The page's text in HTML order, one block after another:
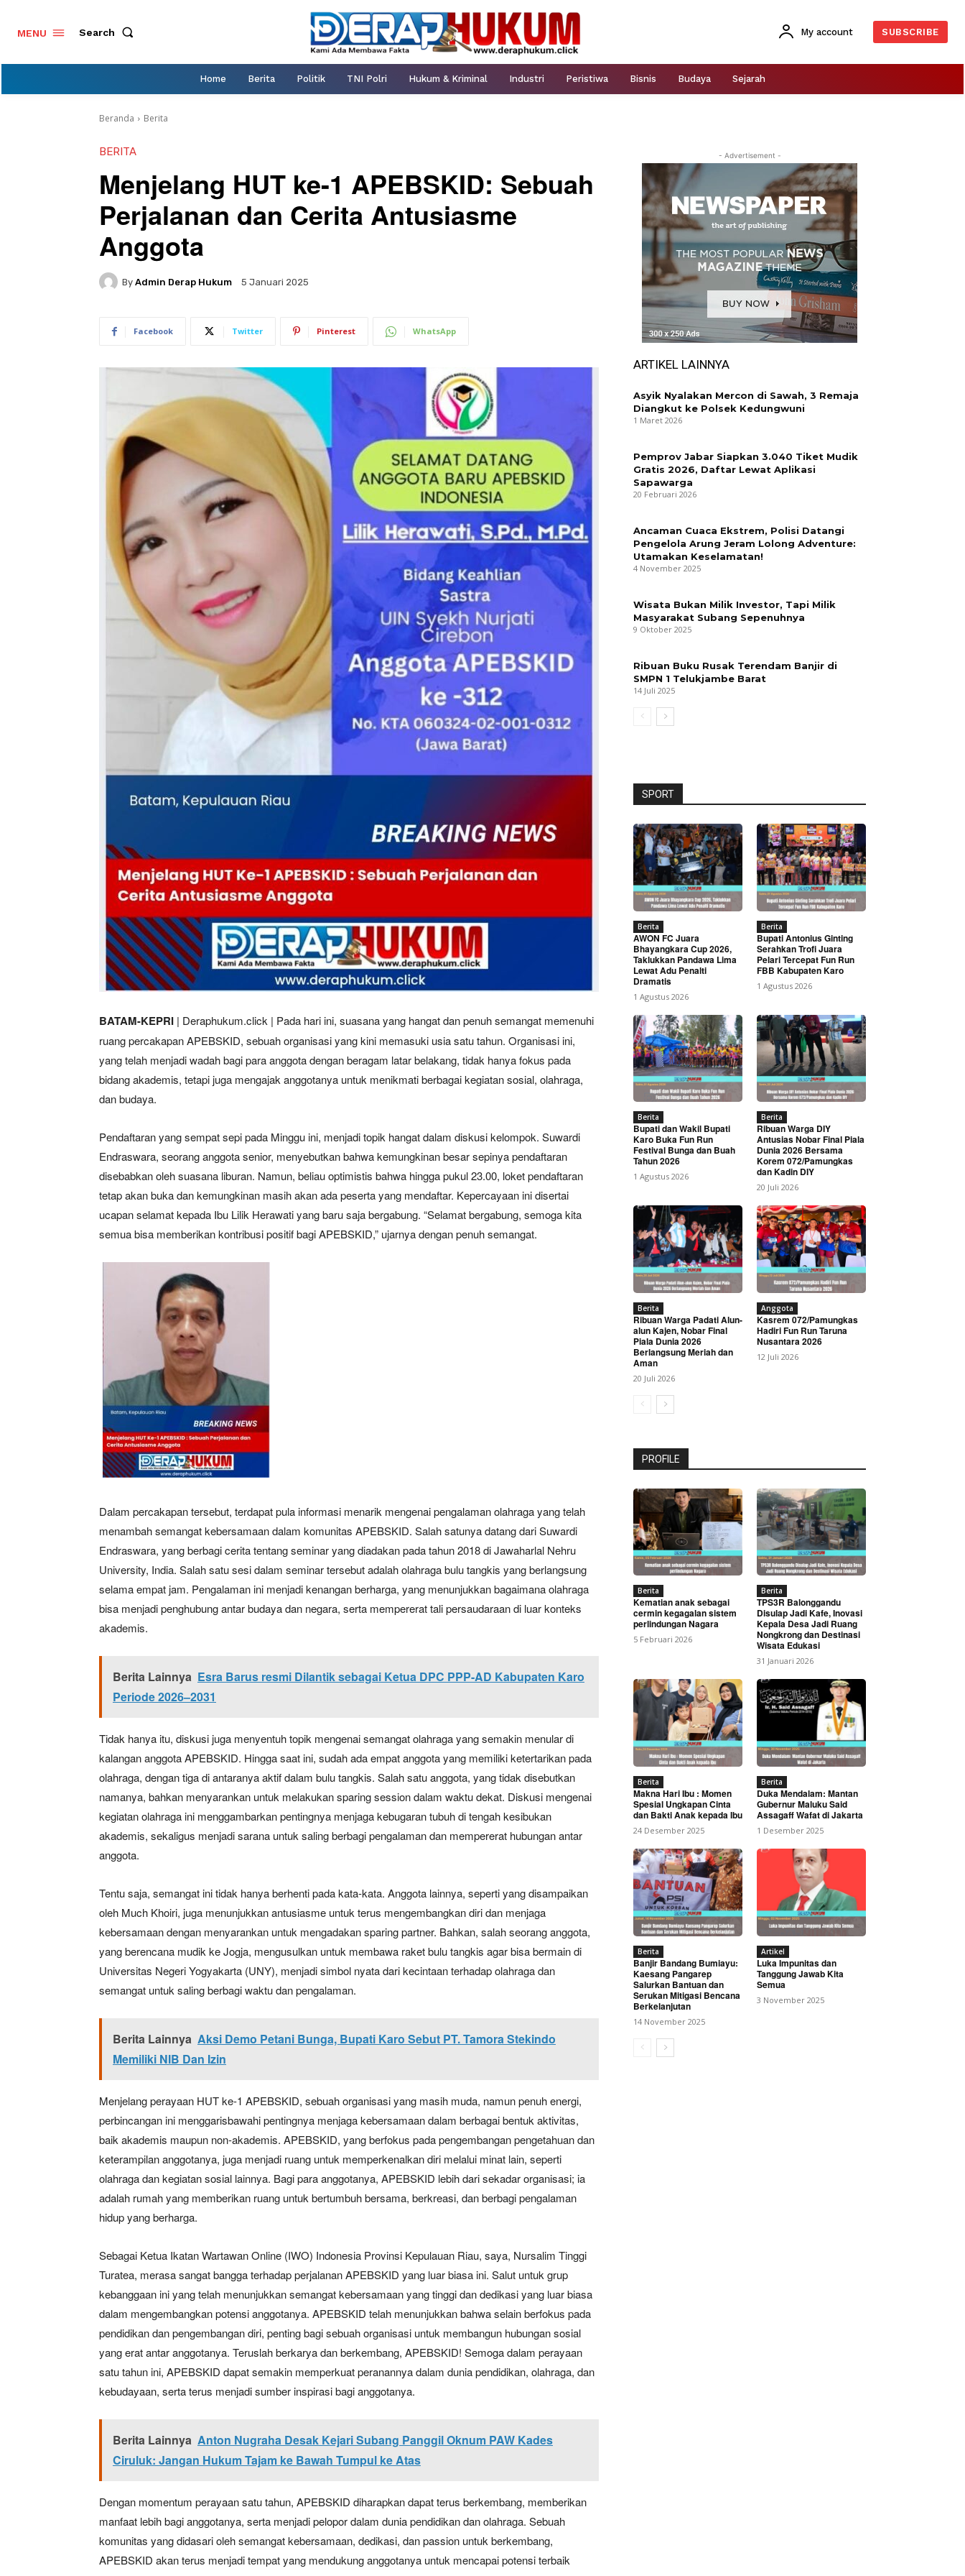
News Week
Magazine PRO
SUBSCRIBE NOW
Company
About
Contact us
Subscription Plans
My account
Aksi Demo Petani Bunga, Bupati Karo Sebut PT. Tamora Stekindo Memiliki NIB Dan Izin
MENU Search My account SUBSCRIBE
Home Berita Politik TNI Polri Hukum & Kriminal Industri Peristiwa Bisnis Budaya Sejarah
Beranda Berita
BERITA
Menjelang HUT ke-1 APEBSKID: Sebuah
Perjalanan dan Cerita Antusiasme
Anggota
By Admin Derap Hukum 5 Januari 2025
Facebook Twitter Pinterest WhatsApp
BATAM-KEPRI | Deraphukum.click | Pada hari ini, suasana yang hangat dan penuh semangat memenuhi
ruang percakapan APEBSKID, sebuah organisasi yang kini memasuki usia satu tahun. Organisasi ini,
yang telah menjadi wadah bagi para anggota dengan beragam latar belakang, tidak hanya fokus pada
bidang akademis, tetapi juga mengajak anggotanya untuk menikmati berbagai kegiatan sosial, olahraga,
dan budaya.
Pendaftaran yang sempat sepi pada Minggu ini, menjadi topik hangat dalam diskusi kelompok. Suwardi
Endraswara, seorang anggota senior, menyebutkan bahwa kemungkinan besar sepinya pendaftaran
disebabkan oleh suasana liburan. Namun, beliau optimistis bahwa hingga pukul 23.00, loket pendaftaran
tetap akan buka dan kemungkinan masih akan ada peserta yang mendaftar. Kepercayaan ini disertai
ucapan selamat kepada Ibu Lilik Herawati yang baru saja bergabung. “Selamat bergabung, semoga kita
semua bisa memberikan kontribusi positif bagi APEBSKID,” ujarnya dengan penuh semangat.
Dalam percakapan tersebut, terdapat pula informasi menarik mengenai pengalaman olahraga yang telah
menambah semangat kebersamaan dalam komunitas APEBSKID. Salah satunya datang dari Suwardi
Endraswara, yang berbagi cerita tentang seminar yang diadakan pada tahun 2018 di Jawaharlal Nehru
University, India. Salah satu sesi dalam seminar tersebut adalah olahraga bulu tangkis yang berlangsung
selama empat jam. Pengalaman ini menjadi kenangan berharga, yang menunjukkan bagaimana olahraga
bisa menjadi penghubung antar budaya dan negara, serta mempererat tali persaudaraan di luar konteks
akademis.
Berita Lainnya Esra Barus resmi Dilantik sebagai Ketua DPC PPP-AD Kabupaten Karo
Periode 2026–2031
Tidak hanya itu, diskusi juga menyentuh topik mengenai semangat olahraga yang semakin menular di
kalangan anggota APEBSKID. Hingga saat ini, sudah ada empat anggota yang memiliki ketertarikan pada
olahraga, dengan tiga di antaranya aktif dalam bulu tangkis. Salah satu anggota, yang tidak disebutkan
namanya, bahkan menyarankan untuk melakukan sparing session dalam waktu dekat. Diskusi mengenai
kegiatan olahraga ini menggambarkan pentingnya menjaga kebugaran tubuh di tengah kesibukan
akademis, sekaligus menjadi sarana untuk saling berbagi pengalaman dan mempererat hubungan antar
anggota.
Tentu saja, semangat ini tidak hanya berhenti pada kata-kata. Anggota lainnya, seperti yang disampaikan
oleh Much Khoiri, juga menunjukkan antusiasme untuk terus mengembangkan diri dan menjaga
kebersamaan dengan menyarankan untuk mengadakan sparing partner. Bahkan, salah seorang anggota,
yang berencana mudik ke Jogja, mengusulkan untuk membawa raket bulu tangkis agar bisa bermain di
Universitas Negeri Yogyakarta (UNY), menjadi simbol nyata dari kecintaan terhadap olahraga dan
semangat untuk saling berbagi waktu dan pengalaman.
Berita Lainnya Aksi Demo Petani Bunga, Bupati Karo Sebut PT. Tamora Stekindo
Memiliki NIB Dan Izin
Menjelang perayaan HUT ke-1 APEBSKID, sebuah organisasi yang masih muda, namun penuh energi,
perbincangan ini menggarisbawahi pentingnya menjaga kebersamaan dalam berbagai bentuk aktivitas,
baik akademis maupun non-akademis. APEBSKID, yang berfokus pada pengembangan pengetahuan dan
keterampilan anggotanya, juga menjadi ruang untuk memperkenalkan diri melalui minat lain, seperti
olahraga dan kegiatan sosial lainnya. Bagi para anggotanya, APEBSKID lebih dari sekadar organisasi; ia
adalah rumah yang memberikan ruang untuk bertumbuh bersama, berkreasi, dan berbagi pengalaman
hidup yang berharga.
Sebagai Ketua Ikatan Wartawan Online (IWO) Indonesia Provinsi Kepulauan Riau, saya, Nursalim Tinggi
Turatea, merasa sangat bangga terhadap perjalanan APEBSKID yang luar biasa ini. Salut untuk grup
kebanggaan ini yang telah menunjukkan semangat kebersamaan yang tinggi dan dedikasi yang luar biasa
dalam mengembangkan potensi anggotanya. APEBSKID telah menunjukkan bahwa selain berfokus pada
pendidikan dan pengembangan diri, penting bagi sebuah organisasi untuk membangun hubungan sosial
yang erat antar anggotanya. Teruslah berkarya dan berkembang, APEBSKID! Semoga dalam perayaan
satu tahun ini, APEBSKID dapat semakin memperkuat peranannya dalam dunia pendidikan, olahraga, dan
kebudayaan, serta terus menjadi sumber inspirasi bagi anggotanya.
Berita Lainnya Anton Nugraha Desak Kejari Subang Panggil Oknum PAW Kades
Ciruluk: Jangan Hukum Tajam ke Bawah Tumpul ke Atas
Dengan momentum perayaan satu tahun, APEBSKID diharapkan dapat terus berkembang, memberikan
manfaat lebih bagi anggotanya, serta menjadi pelopor dalam dunia pendidikan dan olahraga. Sebuah
komunitas yang didasari oleh semangat kebersamaan, dedikasi, dan passion untuk berkembang,
APEBSKID akan terus menjadi tempat yang mendukung anggotanya untuk mencapai potensi terbaik
- Advertisement -
ARTIKEL LAINNYA
Asyik Nyalakan Mercon di Sawah, 3 Remaja
Diangkut ke Polsek Kedungwuni
1 Maret 2026
Pemprov Jabar Siapkan 3.040 Tiket Mudik
Gratis 2026, Daftar Lewat Aplikasi
Sapawarga
20 Februari 2026
Ancaman Cuaca Ekstrem, Polisi Datangi
Pengelola Arung Jeram Lolong Adventure:
Utamakan Keselamatan!
4 November 2025
Wisata Bukan Milik Investor, Tapi Milik
Masyarakat Subang Sepenuhnya
9 Oktober 2025
Ribuan Buku Rusak Terendam Banjir di
SMPN 1 Telukjambe Barat
14 Juli 2025
SPORT
Berita
AWON FC Juara
Bhayangkara Cup 2026,
Taklukkan Pandawa Lima
Lewat Adu Penalti
Dramatis
1 Agustus 2026
Berita
Bupati Antonius Ginting
Serahkan Trofi Juara
Pelari Tercepat Fun Run
FBB Kabupaten Karo
1 Agustus 2026
Berita
Bupati dan Wakil Bupati
Karo Buka Fun Run
Festival Bunga dan Buah
Tahun 2026
1 Agustus 2026
Berita
Ribuan Warga DIY
Antusias Nobar Final Piala
Dunia 2026 Bersama
Korem 072/Pamungkas
dan Kadin DIY
20 Juli 2026
Berita
Ribuan Warga Padati Alun-
alun Kajen, Nobar Final
Piala Dunia 2026
Berlangsung Meriah dan
Aman
20 Juli 2026
Anggota
Kasrem 072/Pamungkas
Hadiri Fun Run Taruna
Nusantara 2026
12 Juli 2026
PROFILE
Berita
Kematian anak sebagai
cermin kegagalan sistem
perlindungan Nagara
5 Februari 2026
Berita
TPS3R Balonggandu
Disulap Jadi Kafe, Inovasi
Kepala Desa Jadi Ruang
Nongkrong dan Destinasi
Wisata Edukasi
31 Januari 2026
Berita
Makna Hari Ibu : Momen
Spesial Ungkapan Cinta
dan Bakti Anak kepada Ibu
24 Desember 2025
Berita
Duka Mendalam: Mantan
Gubernur Maluku Said
Assagaff Wafat di Jakarta
1 Desember 2025
Berita
Banjir Bandang Bumiayu:
Kaesang Pangarep
Salurkan Bantuan dan
Serukan Mitigasi Bencana
Berkelanjutan
14 November 2025
Artikel
Luka Impunitas dan
Tanggung Jawab Kita
Semua
3 November 2025